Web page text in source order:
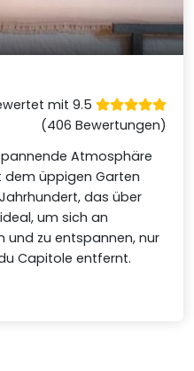
mit 9.5
(406 Bewertungen)
Atmosphäre
dem üppigen Garten
das über
um sich an
und zu entspannen, nur
Capitole entfernt.